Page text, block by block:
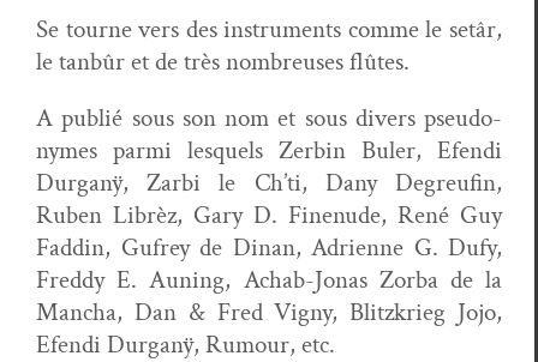
Se tourne vers des instru­ments comme le setâr,
le tan­bûr et de très nom­breuses flûtes.
A pub­lié sous son nom et sous divers pseu­do­
nymes par­mi lesquels Zerbin Buler, Efen­di
Dur­ganÿ, Zarbi le Ch’ti, Dany Degreufin,
Ruben Librèz, Gary D. Finenude, René Guy
Faddin, Gufrey de Dinan, Adri­enne G. Dufy,
Fred­dy E. Aun­ing, Achab-Jonas Zor­ba de la
Man­cha, Dan & Fred Vigny, Blitzkrieg Jojo,
Efen­di Dur­ganÿ, Rumour, etc.